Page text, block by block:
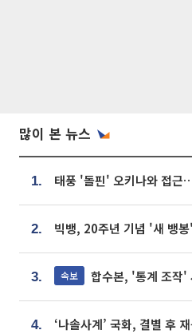
많이 본 뉴스
1.
2.
3. 속보 합수본, '통계 조작' 서울·경
4.